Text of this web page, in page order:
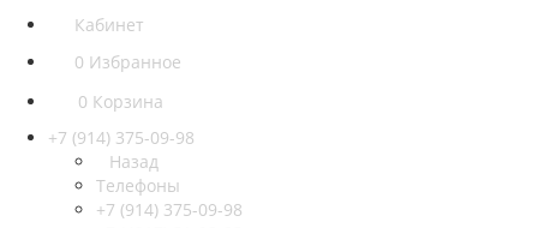
Кабинет
0 Избранное
0 Корзина
+7 (914) 375-09-98
Назад
Телефоны
+7 (914) 375-09-98